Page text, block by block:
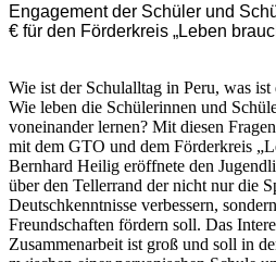
Engagement der Schüler und
€ für den Förderkreis „Leben
Wie ist der Schulalltag in Peru, was
Wie leben die Schülerinnen und
voneinander lernen? Mit diesen
mit dem GTO und dem Förderkreis
Bernhard Heilig eröffnete den
über den Tellerrand der nicht nur die
Deutschkenntnisse verbessern,
Freundschaften fördern soll. Das
Zusammenarbeit ist groß und soll in